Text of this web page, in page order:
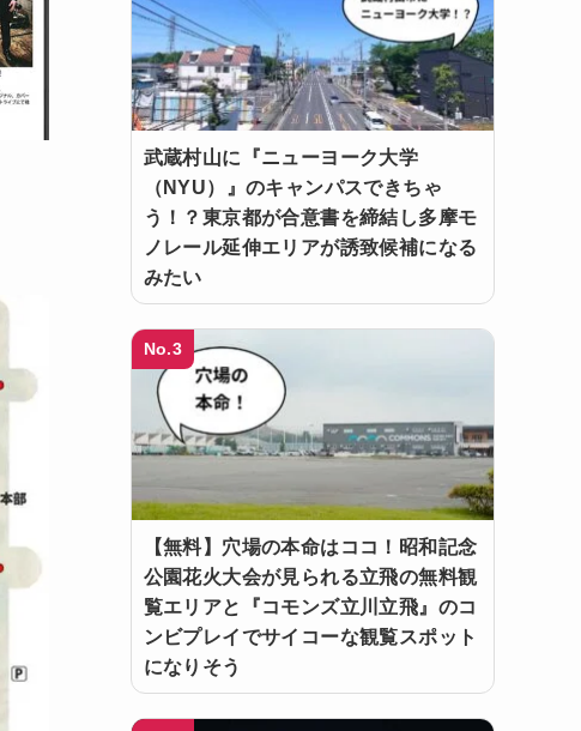
武蔵村山に『ニューヨーク大学
（NYU）』のキャンパスできちゃ
う！？東京都が合意書を締結し多摩モ
ノレール延伸エリアが誘致候補になる
みたい
No.3
【無料】穴場の本命はココ！昭和記念
公園花火大会が見られる立飛の無料観
覧エリアと『コモンズ立川立飛』のコ
ンビプレイでサイコーな観覧スポット
になりそう